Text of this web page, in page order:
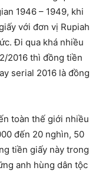
1946 – 1949, khi
với đơn vị Rupiah
Đi qua khá nhiều
2016 thì đồng tiền
serial 2016 là đồng
toàn thế giới nhiều
đến 20 nghìn, 50
tiền giấy này trong
anh hùng dân tộc